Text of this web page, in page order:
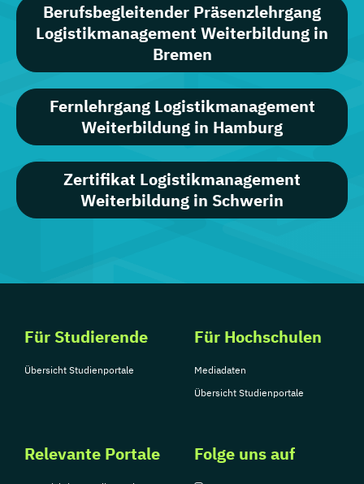
Berufsbegleitender Präsenzlehrgang
Logistikmanagement Weiterbildung in
Bremen
Fernlehrgang Logistikmanagement
Weiterbildung in Hamburg
Zertifikat Logistikmanagement
Weiterbildung in Schwerin
Für Studierende
Übersicht Studienportale
Für Hochschulen
Mediadaten
Übersicht Studienportale
Relevante Portale Folge uns auf